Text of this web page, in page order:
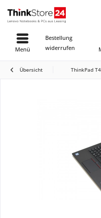
Bestellung
widerrufen
Menü
Übersicht ThinkPad